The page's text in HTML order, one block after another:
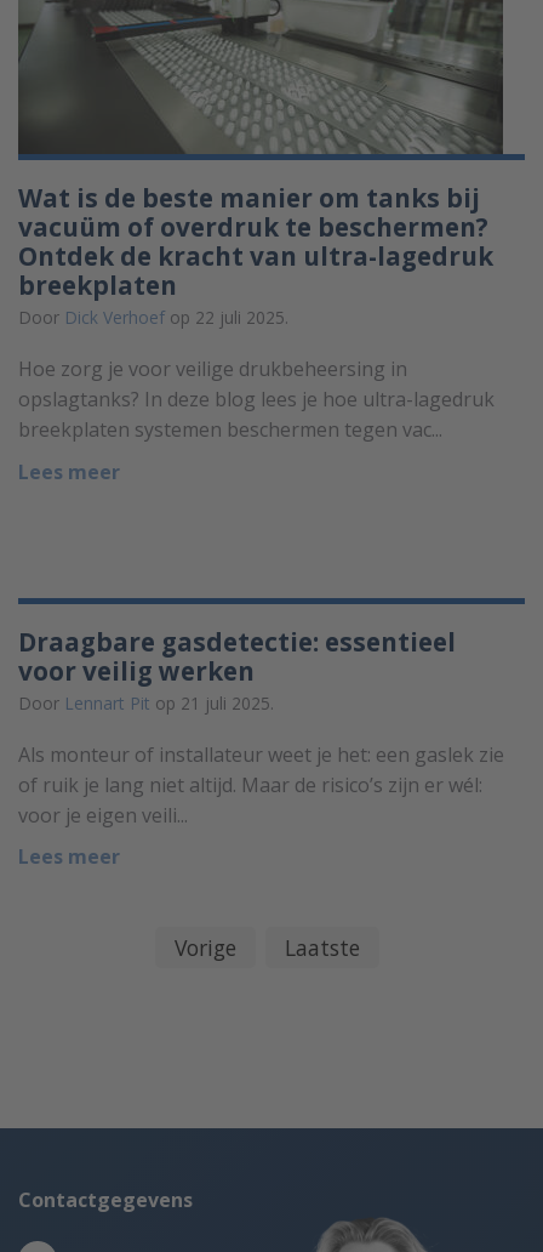
Wat is de beste manier om tanks bij
vacuüm of overdruk te beschermen?
Ontdek de kracht van ultra-lagedruk
breekplaten
Door Dick Verhoef op 22 juli 2025.
Hoe zorg je voor veilige drukbeheersing in
opslagtanks? In deze blog lees je hoe ultra-lagedruk
breekplaten systemen beschermen tegen vac...
Lees meer
Draagbare gasdetectie: essentieel
voor veilig werken
Door Lennart Pit op 21 juli 2025.
Als monteur of installateur weet je het: een gaslek zie
of ruik je lang niet altijd. Maar de risico’s zijn er wél:
voor je eigen veili...
Lees meer
Vorige Laatste
Contactgegevens